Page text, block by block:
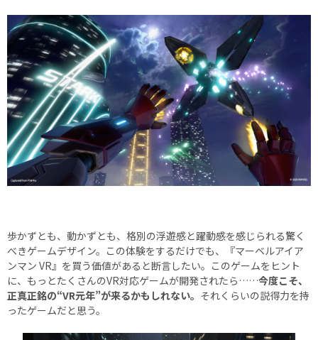
歩かずとも、動かずとも、格別の浮遊感と躍動感を感じられる驚く
べきゲームデザイン。この体験をするだけでも、『マーベルアイア
ンマン VR』を買う価値があると断言したい。このゲームをヒント
に、もっとたくさんのVR対応ゲームが開発されたら……今度こそ、
正真正銘の“VR元年”が来るかもしれない。 それくらいの説得力を持
ったゲームだと思う。